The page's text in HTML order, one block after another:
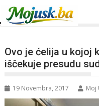
Ovo je ćelija u kojoj
iščekuje presudu
19 Novembra, 2017 Moj